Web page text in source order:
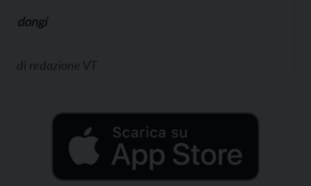
dongi
di redazione VT